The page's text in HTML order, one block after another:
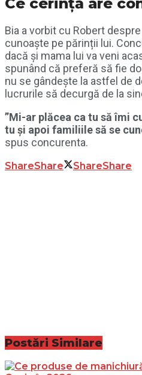
Bia a vorbit cu Robert
cunoaște pe părinții lui.
dacă și mama lui va veni
spunând că preferă să fie
nu se gândește la astfel de
lucrurile să decurgă de la
”Mi-ar plăcea ca tu să îmi
tu și apoi familiile să se
spus concurenta.
ShareShare ShareShare
Postări Similare